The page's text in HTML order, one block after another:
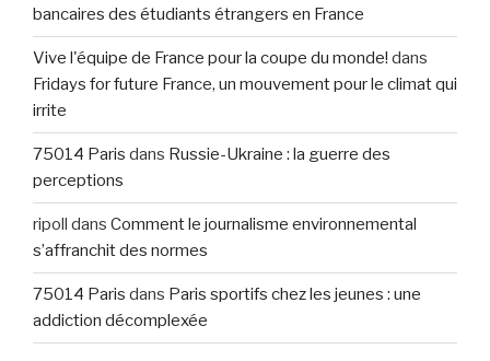
bancaires des étudiants étrangers en France
Vive l'équipe de France pour la coupe du monde! dans
Fridays for future France, un mouvement pour le climat qui
irrite
75014 Paris dans Russie-Ukraine : la guerre des
perceptions
ripoll dans Comment le journalisme environnemental
s’affranchit des normes
75014 Paris dans Paris sportifs chez les jeunes : une
addiction décomplexée